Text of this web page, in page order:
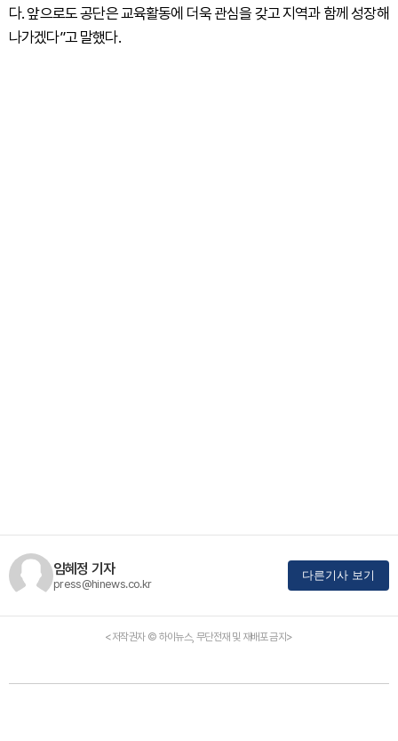
다. 앞으로도 공단은 교육활동에 더욱 관심을 갖고 지역과 함께 성장해
나가겠다”고 말했다.
임혜정 기자
press@hinews.co.kr
다른기사 보기
<저작권자 © 하이뉴스, 무단전재 및 재배포 금지>